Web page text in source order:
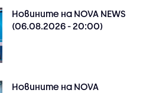
Новините на NOVA NEWS
(06.08.2026 - 20:00)
Новините на NOVA